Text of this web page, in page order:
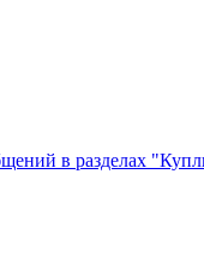
в разделах